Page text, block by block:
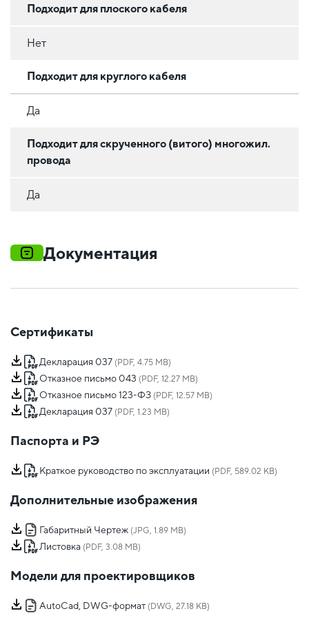
Подходит для плоского кабеля
Нет
Подходит для круглого кабеля
Да
Подходит для скрученного (витого) многожил.
провода
Да
Документация
Сертификаты
Декларация 037 (PDF, 4.75 MB)
Отказное письмо 043 (PDF, 12.27 MB)
Отказное письмо 123-ФЗ (PDF, 12.57 MB)
Декларация 037 (PDF, 1.23 MB)
Паспорта и РЭ
Краткое руководство по эксплуатации (PDF, 589.02 KB)
Дополнительные изображения
Габаритный Чертеж (JPG, 1.89 MB)
Листовка (PDF, 3.08 MB)
Модели для проектировщиков
AutoCad, DWG-формат (DWG, 27.18 KB)